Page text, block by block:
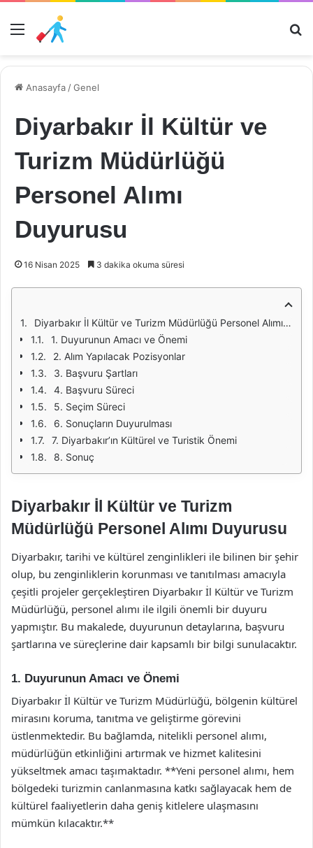
Menü
Anasayfa /Genel
Diyarbakır İl Kültür ve
Turizm Müdürlüğü
Personel Alımı
Duyurusu
16 Nisan 2025 3 dakika okuma süresi
Diyarbakır İl Kültür ve Turizm Müdürlüğü Personel Alımı Duyurusu
1. Duyurunun Amacı ve Önemi
2. Alım Yapılacak Pozisyonlar
3. Başvuru Şartları
4. Başvuru Süreci
5. Seçim Süreci
6. Sonuçların Duyurulması
7. Diyarbakır’ın Kültürel ve Turistik Önemi
8. Sonuç
Diyarbakır İl Kültür ve Turizm
Müdürlüğü Personel Alımı Duyurusu
Diyarbakır, tarihi ve kültürel zenginlikleri ile bilinen bir şehir
olup, bu zenginliklerin korunması ve tanıtılması amacıyla
çeşitli projeler gerçekleştiren Diyarbakır İl Kültür ve Turizm
Müdürlüğü, personel alımı ile ilgili önemli bir duyuru
yapmıştır. Bu makalede, duyurunun detaylarına, başvuru
şartlarına ve süreçlerine dair kapsamlı bir bilgi sunulacaktır.
1. Duyurunun Amacı ve Önemi
Diyarbakır İl Kültür ve Turizm Müdürlüğü, bölgenin kültürel
mirasını koruma, tanıtma ve geliştirme görevini
üstlenmektedir. Bu bağlamda, nitelikli personel alımı,
müdürlüğün etkinliğini artırmak ve hizmet kalitesini
yükseltmek amacı taşımaktadır. **Yeni personel alımı, hem
bölgedeki turizmin canlanmasına katkı sağlayacak hem de
kültürel faaliyetlerin daha geniş kitlelere ulaşmasını
mümkün kılacaktır.**